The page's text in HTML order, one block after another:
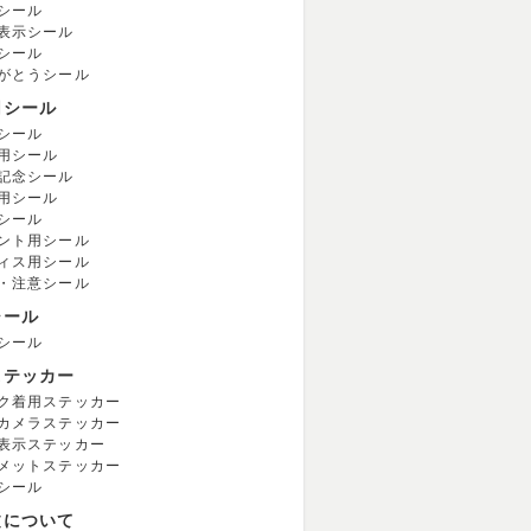
ール
示シール
ール
とうシール
ール
ール
シール
念シール
シール
ール
ト用シール
ス用シール
注意シール
ル
ール
ッカー
着用ステッカー
メラステッカー
示ステッカー
ットステッカー
ール
ついて